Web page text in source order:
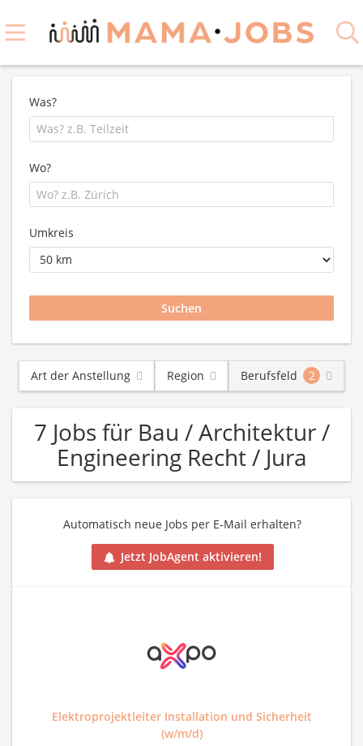
Was?
Wo?
Umkreis
Art der Anstellung Region Berufsfeld 2
7 Jobs für Bau / Architektur /
Engineering Recht / Jura
Automatisch neue Jobs per E-Mail erhalten?
Jetzt JobAgent aktivieren!
Elektroprojektleiter Installation und Sicherheit
(w/m/d)